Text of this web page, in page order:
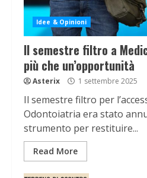
Idee & Opinioni
Il semestre filtro a
più che un’opportunità
Asterix 1 settembre 2025
Il semestre filtro per
Odontoiatria era stato
strumento per restituire...
Read More